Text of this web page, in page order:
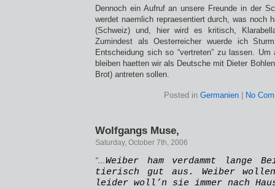
Dennoch ein Aufruf an unsere Freunde in der
werdet naemlich repraesentiert durch, was noch
(Schweiz) und, hier wird es kritisch,
Zumindest als Oesterreicher wuerde ich
Entscheidung sich so “vertreten” zu lassen.
bleiben haetten wir als Deutsche mit Dieter
Brot) antreten sollen.
Posted in Germanien| No
Wolfgangs Muse,
Saturday, October 7th, 2006
“…Weiber ham verdammt lange
tierisch gut aus. Weiber
leider woll’n sie immer nach